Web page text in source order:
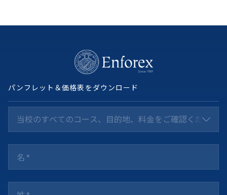
パンフレット＆価格表をダウンロード
当校のすべてのコース、目的地、料金をご確認ください *